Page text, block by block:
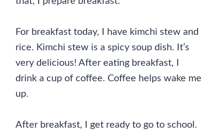
For breakfast today, I have kimchi stew and
rice. Kimchi stew is a spicy soup dish. It’s
very delicious! After eating breakfast, I
drink a cup of coffee. Coffee helps wake me
up.
After breakfast, I get ready to go to school.